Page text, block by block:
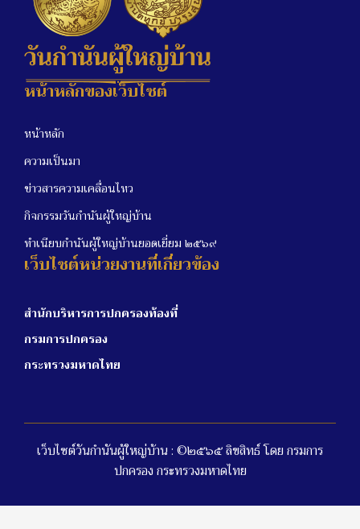
หน้าหลักของเว็บไซต์
หน้าหลัก
ความเป็นมา
ข่าวสารความเคลื่อนไหว
กิจกรรมวันกำนันผู้ใหญ่บ้าน
ทำเนียบกำนันผู้ใหญ่บ้านยอดเยี่ยม ๒๕๖๙
เว็บไซต์หน่วยงานที่เกี่ยวข้อง
สำนักบริหารการปกครองท้องที่
กรมการปกครอง
กระทรวงมหาดไทย
เว็บไซต์วันกำนันผู้ใหญ่บ้าน : ©๒๕๖๕ ลิขสิทธ์ โดย กรมการ
ปกครอง กระทรวงมหาดไทย